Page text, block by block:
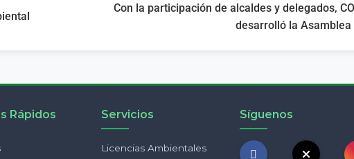
Con la participación de alcaldes y delegados,
desarrolló la Asamblea
Rápidos Servicios
Licencias Ambientales
Síguenos